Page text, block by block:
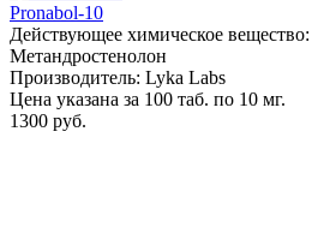
Pronabol-10
Действующее химическое вещество:
Метандростенолон
Производитель: Lyka Labs
Цена указана за 100 таб. по 10 мг.
1300 руб.